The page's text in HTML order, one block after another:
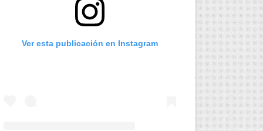
Ver esta publicación en Instagram